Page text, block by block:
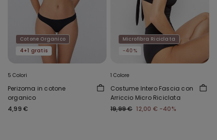
Cotone Organico
4+1 gratis
5 Colori
Perizoma in cotone
organico
4,99 €
Microfibra Riciclata
-40%
1 Colore
Costume Intero Fascia con
Arriccio Micro Riciclata
19,99 € 12,00 € -40%